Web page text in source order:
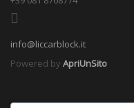
info@liccarblock.it
Powered by ApriUnSito